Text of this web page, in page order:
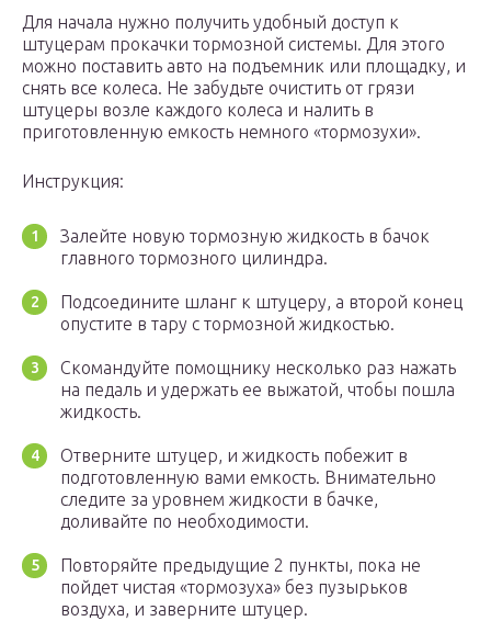
Для начала нужно получить удобный доступ к
штуцерам прокачки тормозной системы. Для этого
можно поставить авто на подъемник или площадку, и
снять все колеса. Не забудьте очистить от грязи
штуцеры возле каждого колеса и налить в
приготовленную емкость немного «тормозухи».
Инструкция:
Залейте новую тормозную жидкость в бачок
главного тормозного цилиндра.
Подсоедините шланг к штуцеру, а второй конец
опустите в тару с тормозной жидкостью.
Скомандуйте помощнику несколько раз нажать
на педаль и удержать ее выжатой, чтобы пошла
жидкость.
Отверните штуцер, и жидкость побежит в
подготовленную вами емкость. Внимательно
следите за уровнем жидкости в бачке,
доливайте по необходимости.
Повторяйте предыдущие 2 пункты, пока не
пойдет чистая «тормозуха» без пузырьков
воздуха, и заверните штуцер.